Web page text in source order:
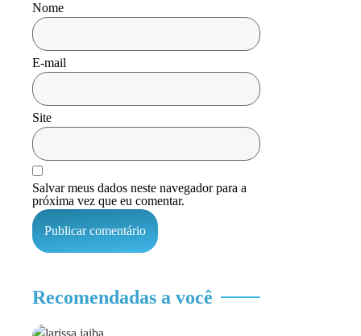
Nome
E-mail
Site
Salvar meus dados neste navegador para a
próxima vez que eu comentar.
Recomendadas a você